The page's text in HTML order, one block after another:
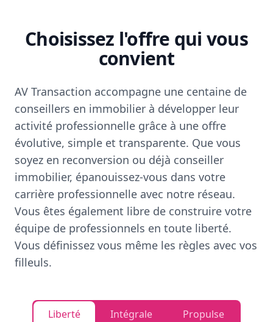
Choisissez l'offre qui vous
convient
AV Transaction accompagne une centaine de
conseillers en immobilier à développer leur
activité professionnelle grâce à une offre
évolutive, simple et transparente. Que vous
soyez en reconversion ou déjà conseiller
immobilier, épanouissez-vous dans votre
carrière professionnelle avec notre réseau.
Vous êtes également libre de construire votre
équipe de professionnels en toute liberté.
Vous définissez vous même les règles avec vos
filleuls.
Liberté Intégrale Propulse